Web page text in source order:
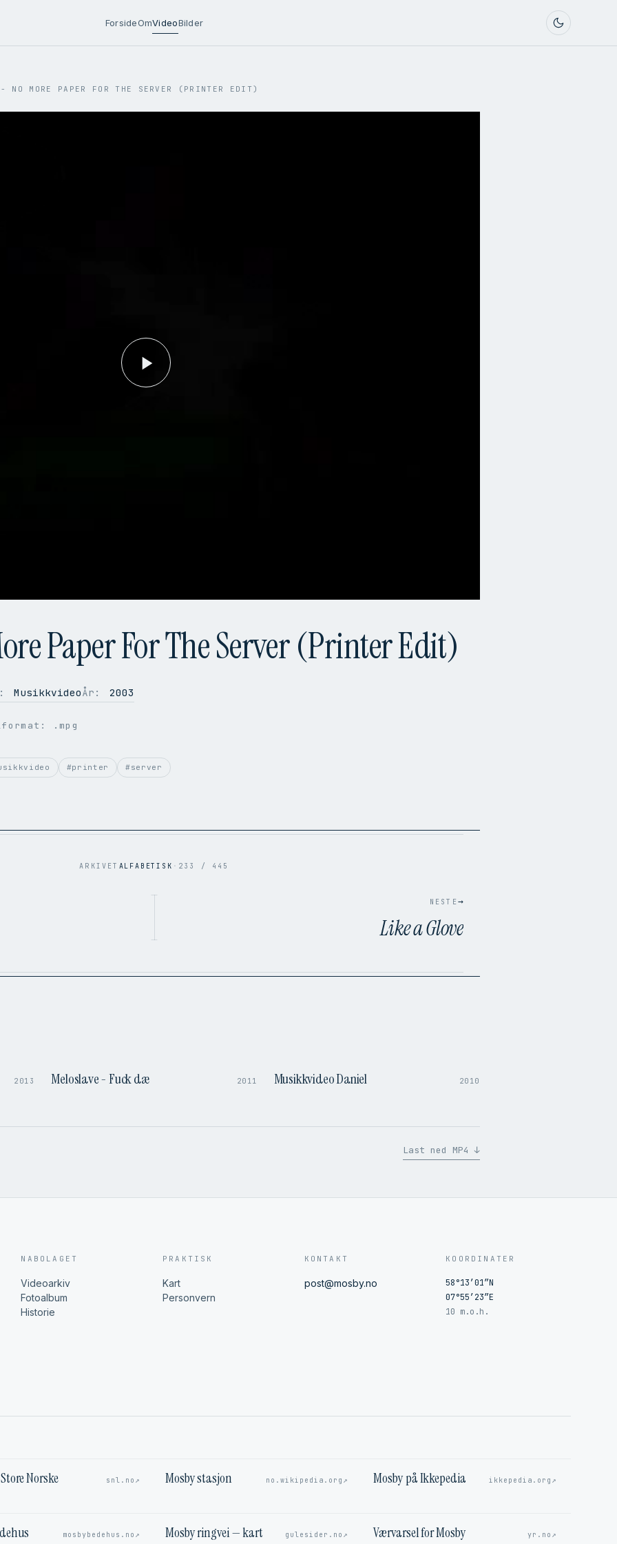
ForsideOmVideoBilder
MORE PAPER FOR THE SERVER (PRINTER EDIT)
Play
Paper For The Server (Printer Edit)
MusikkvideoÅr: 2003
.mpg
#printer #server
ARKIVET ALFABETISK · 233 / 445
NESTE→
Like a Glove
2013 Meloslave - Fuck dæ 2011 Musikkvideo Daniel 2010
Last ned MP4 ↓
NABOLAGET
Videoarkiv
Fotoalbum
Historie
PRAKTISK
Kart
Personvern
KONTAKT
post@mosby.no
KOORDINATER
58°13′01″N
07°55′23″E
10 m.o.h.
Norske
snl.no ↗ Mosby stasjon no.wikipedia.org ↗ Mosby på Ikkepedia ikkepedia.org ↗
mosbybedehus.no ↗ Mosby ringvei — kart gulesider.no ↗ Værvarsel for Mosby yr.no ↗